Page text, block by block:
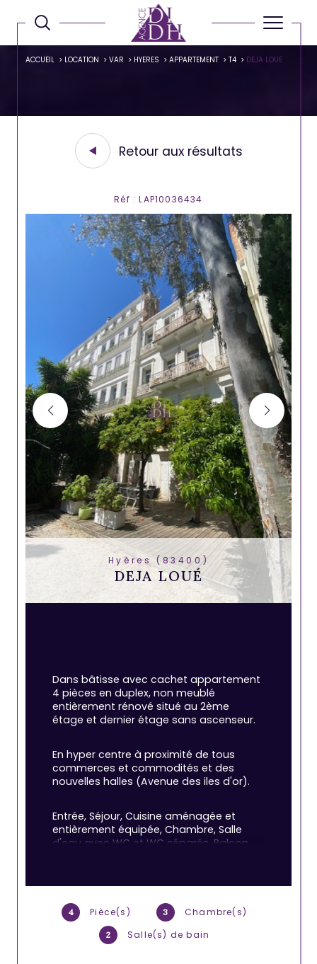
ACCUEIL LOCATION VAR HYERES APPARTEMENT T4 DEJA LOUE
Retour aux résultats
Réf : LAP10036434
Hyères (83400)
DEJA LOUÉ
4 Pièce(s) 3 Chambre(s)
2 Salle(s) de bain
Dans bâtisse avec cachet appartement
4 pièces en duplex, non meublé
entièrement rénové situé au 2ème
étage et dernier étage sans ascenseur.
En hyper centre à proximité de tous
commerces et commodités et des
nouvelles halles (Avenue des iles d'or).
Entrée, Séjour, Cuisine aménagée et
entièrement équipée, Chambre, Salle
d'eau avec WC et WC séparés, Balcon,
Four, Plaque Induction, Hotte,
Climatisation, Seche Serviette,3
Télévisions, Double Vitrage, Fibre.